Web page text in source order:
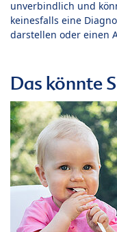
unverbindlich und
keinesfalls eine
darstellen oder einen
Das könnte